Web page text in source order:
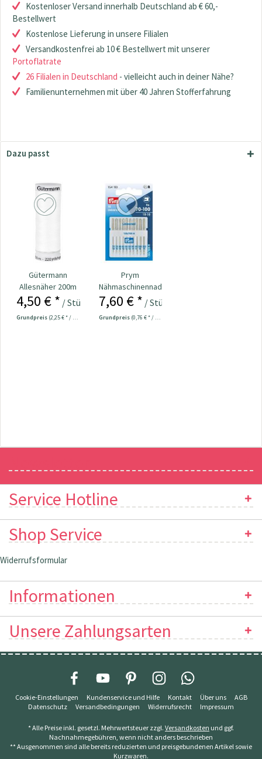
Kostenloser Versand innerhalb Deutschland ab € 60,-
Bestellwert
Kostenlose Lieferung in unsere Filialen
Versandkostenfrei ab 10 € Bestellwert mit unserer
Portoflatrate
26 Filialen in Deutschland - vielleicht auch in deiner Nähe?
Familienunternehmen mit über 40 Jahren Stofferfahrung
Dazu passt
Gütermann
Allesnäher 200m
Fb. 800 - weiß
4,50 € * / Stück
Grundpreis (2,25 € * / 100 Meter)
Prym
Nähmaschinennadeln
130/705
Universal...
7,60 € * / Stück
Grundpreis (0,76 € * / 1 Stück)
Service Hotline
Shop Service
Widerrufsformular
Informationen
Unsere Zahlungsarten
Cookie-Einstellungen Kundenservice und Hilfe Kontakt Über uns
AGB
Datenschutz
Versandbedingungen Widerrufsrecht Impressum
* Alle Preise inkl. gesetzl. Mehrwertsteuer zzgl. Versandkosten und ggf.
Nachnahmegebühren, wenn nicht anders beschrieben
** Ausgenommen sind alle bereits reduzierten und preisgebundenen Artikel sowie
Kurzwaren.